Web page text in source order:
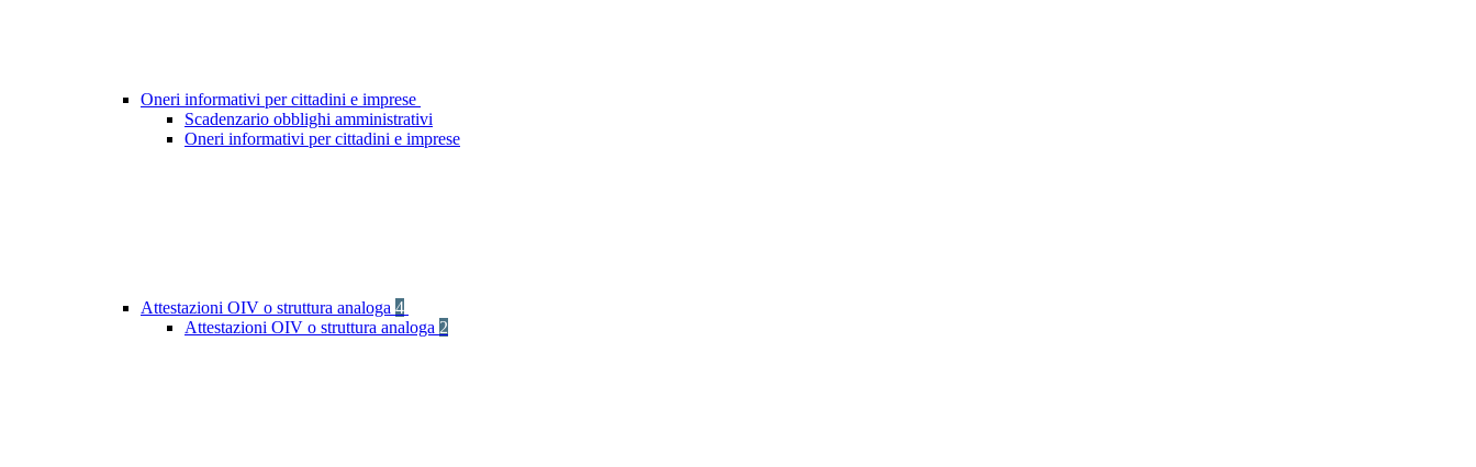
Oneri informativi per cittadini e imprese
Scadenzario obblighi amministrativi
Oneri informativi per cittadini e imprese
Attestazioni OIV o struttura analoga 4
Attestazioni OIV o struttura analoga 2